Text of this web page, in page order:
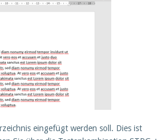
eingefügt werden soll. Dies ist